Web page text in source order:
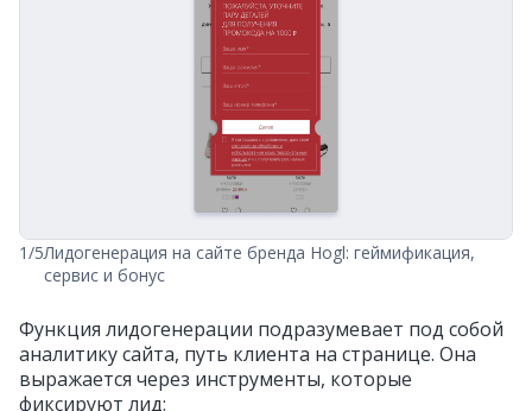
1/5Лидогенерация на сайте бренда Hogl: геймификация,
сервис и бонус
Функция лидогенерации подразумевает под собой
аналитику сайта, путь клиента на странице. Она
выражается через инструменты, которые
фиксируют лид: